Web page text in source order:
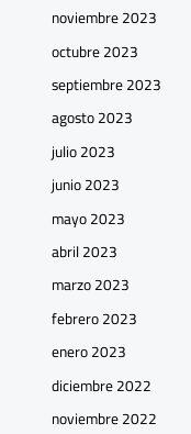
noviembre 2023
octubre 2023
septiembre 2023
agosto 2023
julio 2023
junio 2023
mayo 2023
abril 2023
marzo 2023
febrero 2023
enero 2023
diciembre 2022
noviembre 2022